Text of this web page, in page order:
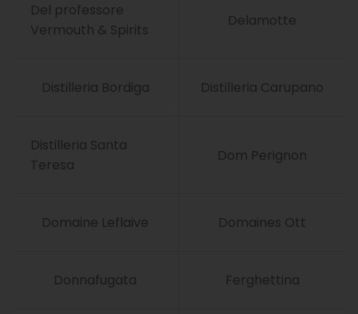
Del professore
Vermouth & Spirits
Delamotte
Distilleria Bordiga Distilleria Carupano
Distilleria Santa
Teresa
Dom Perignon
Domaine Leflaive Domaines Ott
Donnafugata Ferghettina